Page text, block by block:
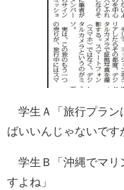
学生Ａ「旅行プラン
ばいいんじゃないです
学生Ｂ「沖縄でマリ
すよね」